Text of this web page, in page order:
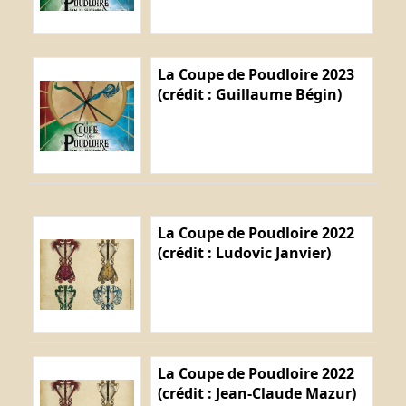
La Coupe de Poudloire 2023
(crédit : Guillaume Bégin)
La Coupe de Poudloire 2022
(crédit : Ludovic Janvier)
La Coupe de Poudloire 2022
(crédit : Jean-Claude Mazur)